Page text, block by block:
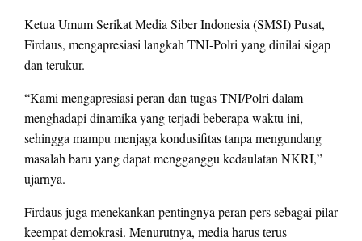
Ketua Umum Serikat Media Siber Indonesia (SMSI) Pusat,
Firdaus, mengapresiasi langkah TNI-Polri yang dinilai sigap
dan terukur.
“Kami mengapresiasi peran dan tugas TNI/Polri dalam
menghadapi dinamika yang terjadi beberapa waktu ini,
sehingga mampu menjaga kondusifitas tanpa mengundang
masalah baru yang dapat mengganggu kedaulatan NKRI,”
ujarnya.
Firdaus juga menekankan pentingnya peran pers sebagai pilar
keempat demokrasi. Menurutnya, media harus terus